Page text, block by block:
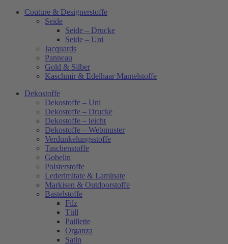
Couture & Designerstoffe
Seide
Seide – Drucke
Seide – Uni
Jacquards
Panneau
Gold & Silber
Kaschmir & Edelhaar Mantelstoffe
Dekostoffe
Dekostoffe – Uni
Dekostoffe – Drucke
Dekostoffe – leicht
Dekostoffe – Webmuster
Verdunkelungsstoffe
Taschenstoffe
Gobelin
Polsterstoffe
Lederimitate & Laminate
Markisen & Outdoorstoffe
Bastelstoffe
Filz
Tüll
Paillette
Organza
Satin